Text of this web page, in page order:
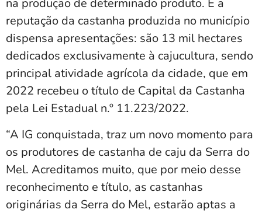
na produção de determinado produto. E a
reputação da castanha produzida no município
dispensa apresentações: são 13 mil hectares
dedicados exclusivamente à cajucultura, sendo
principal atividade agrícola da cidade, que em
2022 recebeu o título de Capital da Castanha
pela Lei Estadual n.º 11.223/2022.
“A IG conquistada, traz um novo momento para
os produtores de castanha de caju da Serra do
Mel. Acreditamos muito, que por meio desse
reconhecimento e título, as castanhas
originárias da Serra do Mel, estarão aptas a